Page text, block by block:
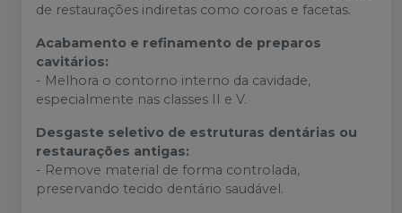
de restaurações indiretas como coroas e facetas.
Acabamento e refinamento de preparos
cavitários:
- Melhora o contorno interno da cavidade,
especialmente nas classes II e V.
Desgaste seletivo de estruturas dentárias ou
restaurações antigas:
- Remove material de forma controlada,
preservando tecido dentário saudável.